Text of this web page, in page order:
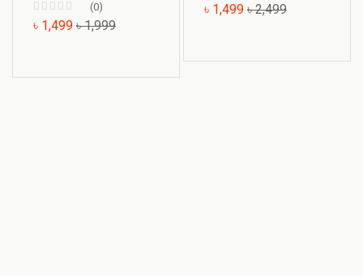
(0)
৳ 1,499 ৳ 1,999
৳ 1,499 ৳ 2,499